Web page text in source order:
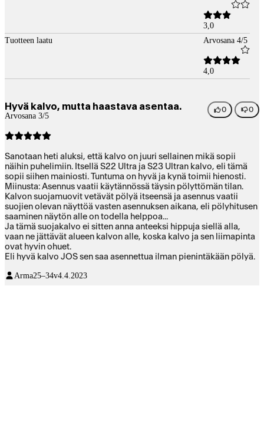
3,0
Tuotteen laatu
Arvosana 4/5
4,0
Hyvä kalvo, mutta haastava asentaa.
Arvosana 3/5
0 0
Sanotaan heti aluksi, että kalvo on juuri sellainen mikä sopii
näihin puhelimiin. Itsellä S22 Ultra ja S23 Ultran kalvo, eli tämä
sopii siihen mainiosti. Tuntuma on hyvä ja kynä toimii hienosti.
Miinusta: Asennus vaatii käytännössä täysin pölyttömän tilan.
Kalvon suojamuovit vetävät pölyä itseensä ja asennus vaatii
suojien olevan näyttöä vasten asennuksen aikana, eli pölyhitusen
saaminen näytön alle on todella helppoa...
Ja tämä suojakalvo ei sitten anna anteeksi hippuja siellä alla,
vaan ne jättävät alueen kalvon alle, koska kalvo ja sen liimapinta
ovat hyvin ohuet.
Eli hyvä kalvo JOS sen saa asennettua ilman pienintäkään pölyä.
Arma25–34v4.4.2023